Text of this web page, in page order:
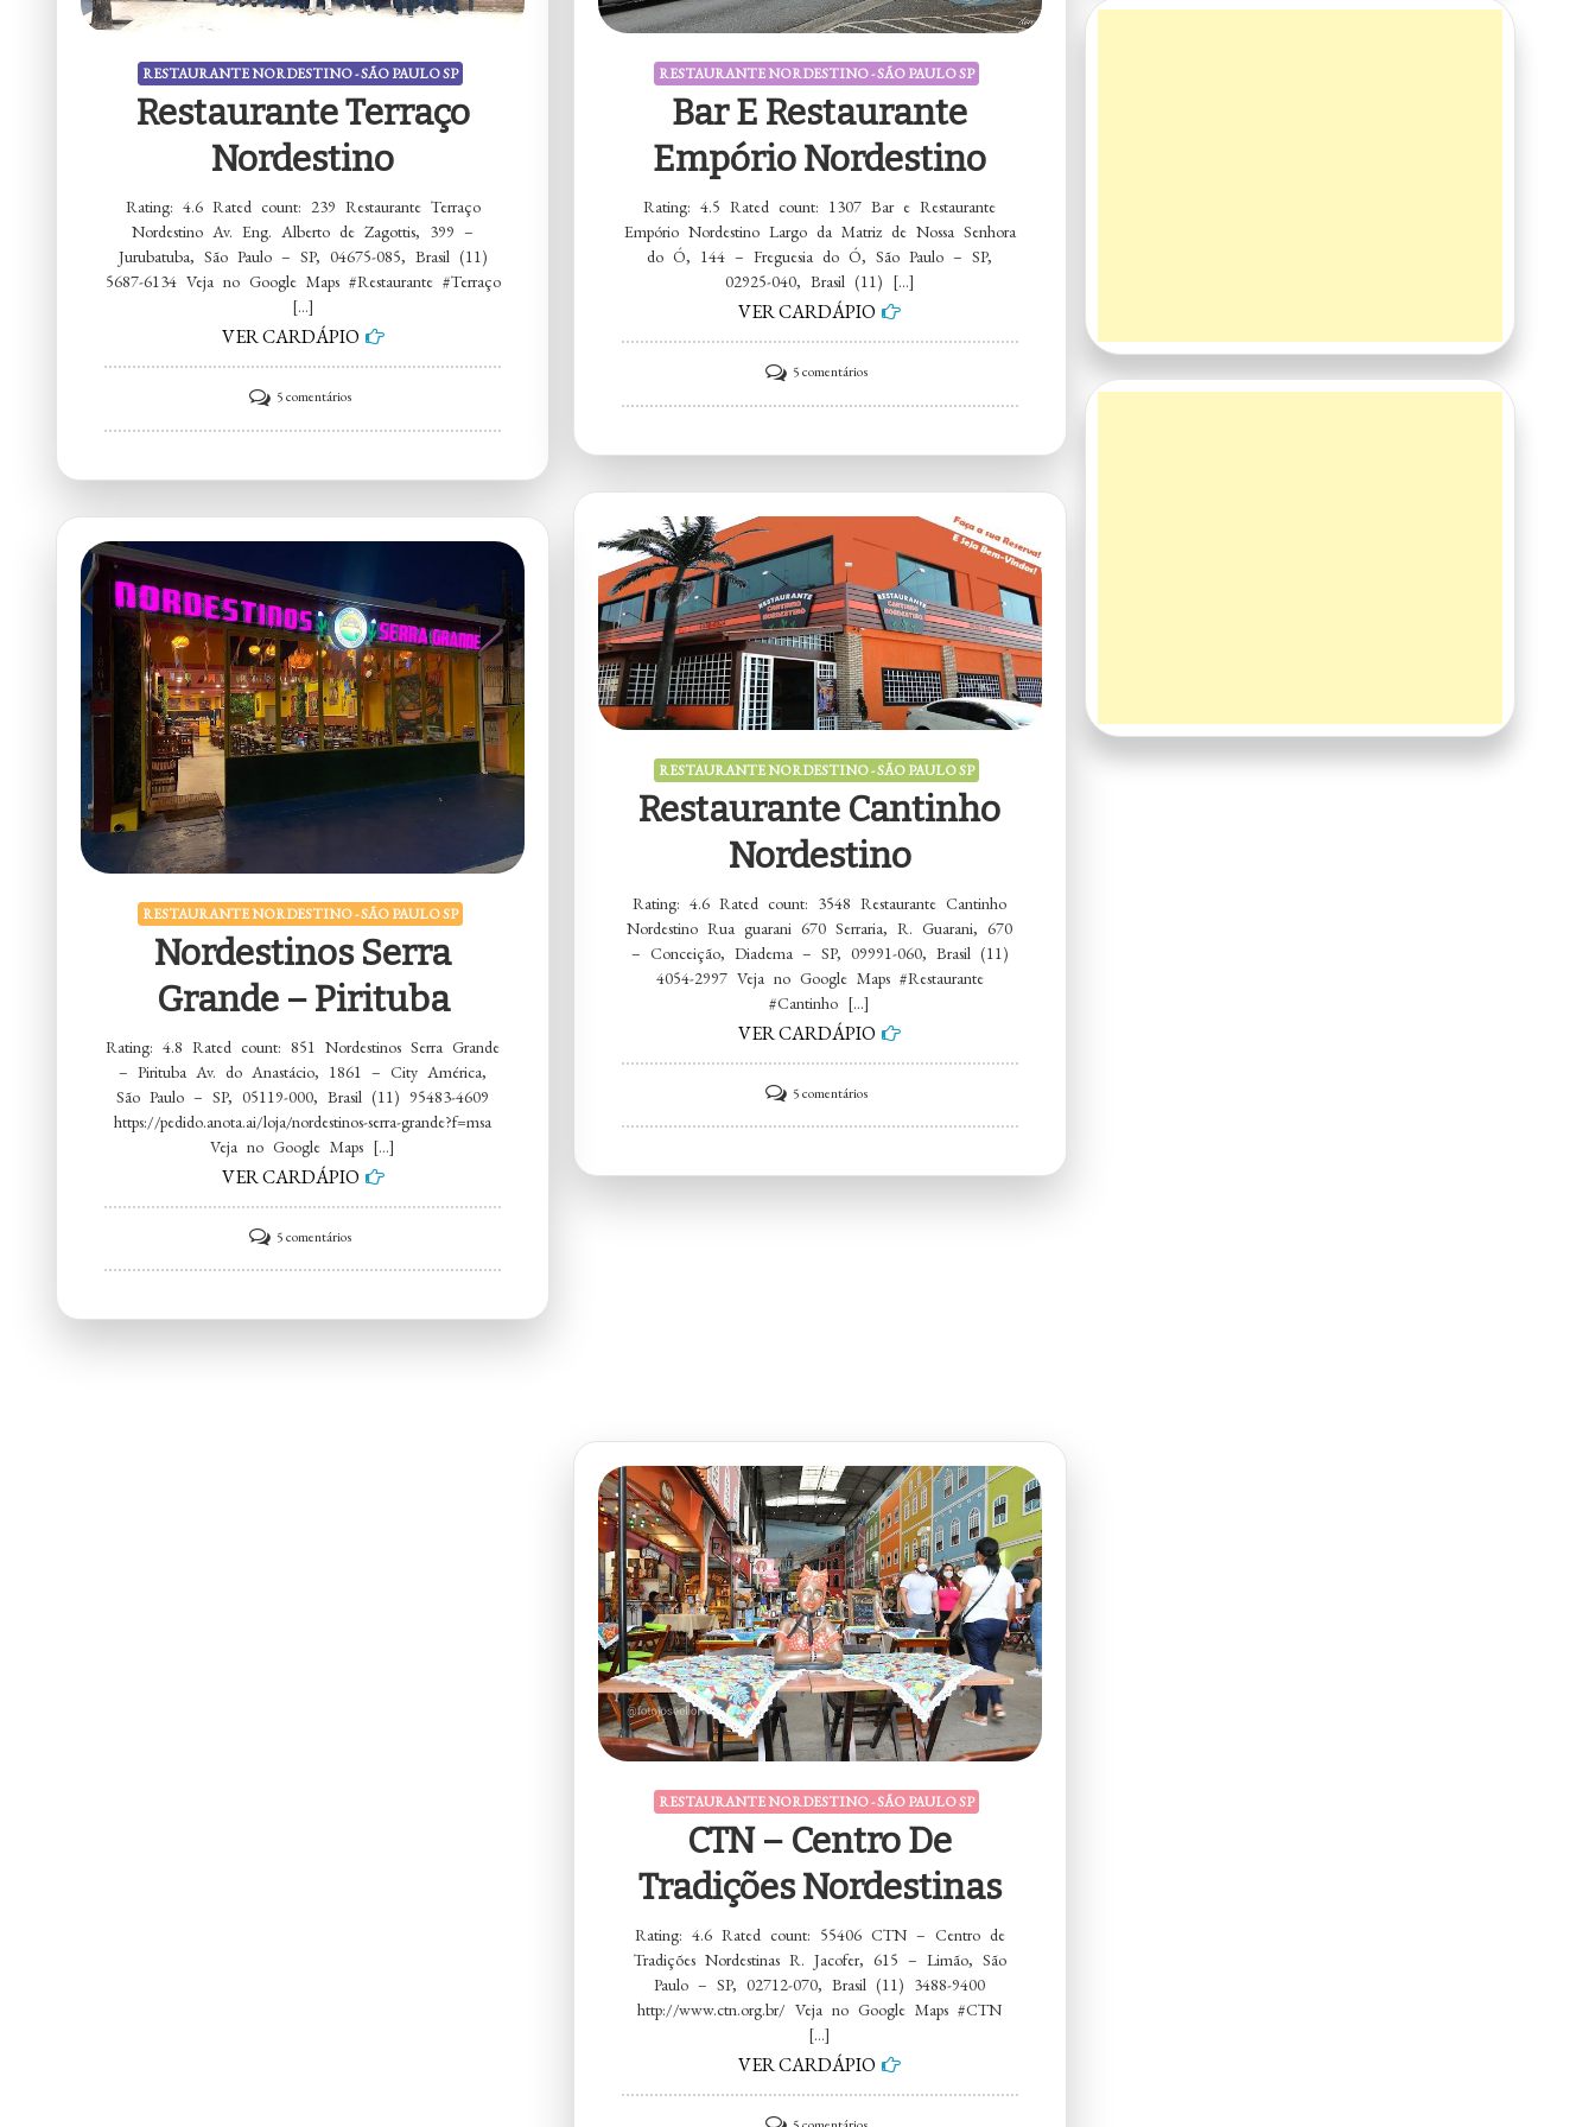
RESTAURANTE NORDESTINO - SÃO PAULO SP
Restaurante Terraço
Nordestino
Rating: 4.6 Rated count: 239 Restaurante Terraço
Nordestino Av. Eng. Alberto de Zagottis, 399 –
Jurubatuba, São Paulo – SP, 04675-085, Brasil (11)
5687-6134 Veja no Google Maps #Restaurante #Terraço
[…]
VER CARDÁPIO
5 comentáriosem
Restaurante
RESTAURANTE NORDESTINO - SÃO PAULO SP
Bar E Restaurante
Empório Nordestino
Rating: 4.5 Rated count: 1307 Bar e Restaurante
Empório Nordestino Largo da Matriz de Nossa Senhora
do Ó, 144 – Freguesia do Ó, São Paulo – SP,
02925-040, Brasil (11) […]
VER CARDÁPIO
5 comentáriosem
Bar
RESTAURANTE NORDESTINO - SÃO PAULO SP
Restaurante Cantinho
Nordestino
Rating: 4.6 Rated count: 3548 Restaurante Cantinho
Nordestino Rua guarani 670 Serraria, R. Guarani, 670
– Conceição, Diadema – SP, 09991-060, Brasil (11)
4054-2997 Veja no Google Maps #Restaurante
#Cantinho […]
VER CARDÁPIO
5 comentáriosem
Restaurante
RESTAURANTE NORDESTINO - SÃO PAULO SP
Nordestinos Serra
Grande – Pirituba
Rating: 4.8 Rated count: 851 Nordestinos Serra Grande
– Pirituba Av. do Anastácio, 1861 – City América,
São Paulo – SP, 05119-000, Brasil (11) 95483-4609
https://pedido.anota.ai/loja/nordestinos-serra-grande?f=msa
Veja no Google Maps […]
VER CARDÁPIO
5 comentáriosem
Nordestinos
RESTAURANTE NORDESTINO - SÃO PAULO SP
CTN – Centro De
Tradições Nordestinas
Rating: 4.6 Rated count: 55406 CTN – Centro de
Tradições Nordestinas R. Jacofer, 615 – Limão, São
Paulo – SP, 02712-070, Brasil (11) 3488-9400
http://www.ctn.org.br/ Veja no Google Maps #CTN
[…]
VER CARDÁPIO
em